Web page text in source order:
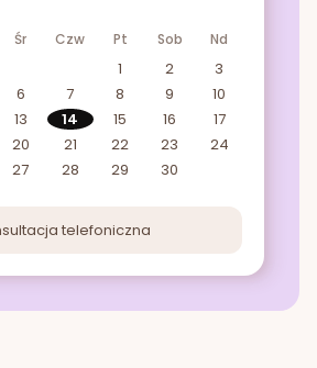
Śr Czw Pt Sob Nd
1 2
3
6 7 8 9
10
13 14 15 16
17
20 21 22 23
24
27 28 29 30
telefoniczna